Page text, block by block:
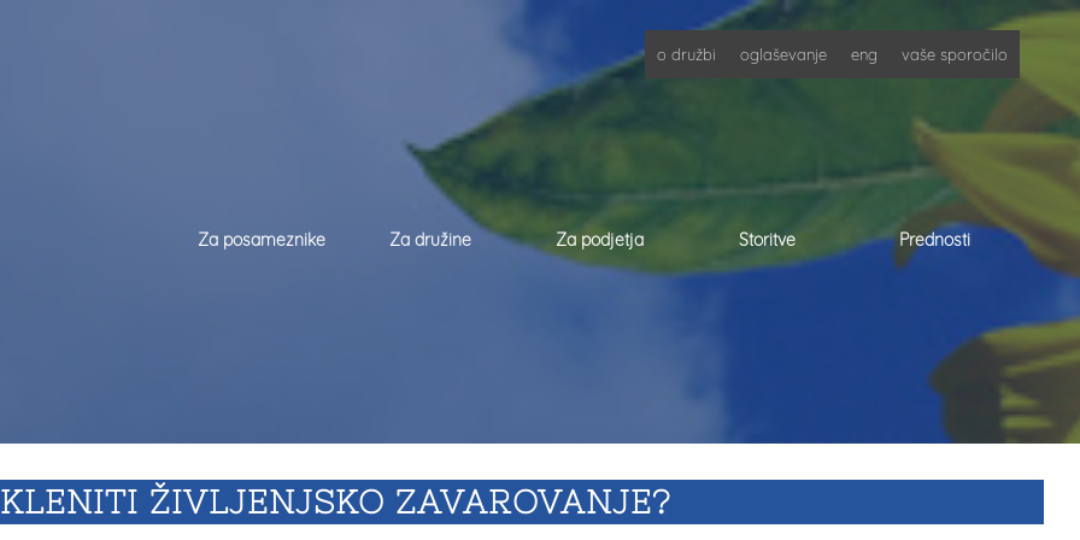
o družbi oglaševanje eng vaše sporočilo
Za posameznike Za družine Za podjetja Storitve Prednosti
ŽIVLJENJSKO ZAVAROVANJE?